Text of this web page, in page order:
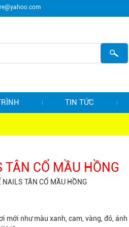
TIN TỨC
TÂN CỔ MẦU HỒNG
NAILS TÂN CỔ MẦU HỒNG
mới như màu xanh, cam, vàng, đỏ,